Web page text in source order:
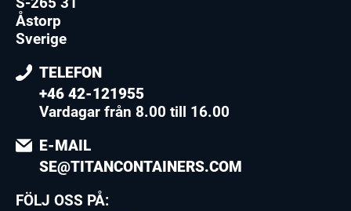
Åstorp
Sverige
TELEFON
+46 42-121955
Vardagar från 8.00 till 16.00
E-MAIL
SE@TITANCONTAINERS.COM
FÖLJ OSS PÅ: